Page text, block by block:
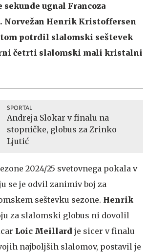
ugnal Francoza
Norvežan Henrik Kristoffersen
potrdil slalomski seštevek
četrti slalomski mali kristalni
SPORTAL
Andreja Slokar v finalu na
stopničke, globus za Zrinko
Ljutić
2024/25 svetovnega pokala v
se je odvil zanimiv boj za
seštevku sezone. Henrik
za slalomski globus ni dovolil
Loic Meillard je sicer v finalu
najboljših slalomov, postavil je